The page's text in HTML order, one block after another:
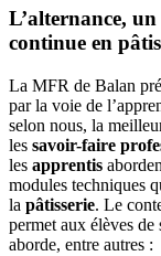
L’alternance,
continue en
La MFR de Balan
par la voie de
selon nous, la
les savoir-faire
les apprentis
modules techniques
la pâtisserie. Le
permet aux élèves
aborde, entre autres :